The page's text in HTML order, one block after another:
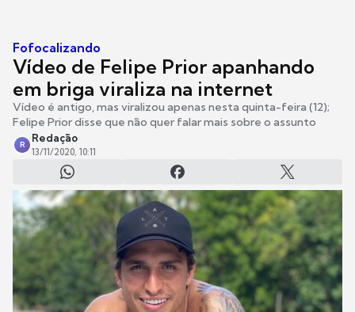
Fofocalizando
Vídeo de Felipe Prior apanhando
em briga viraliza na internet
Vídeo é antigo, mas viralizou apenas nesta quinta-feira (12);
Felipe Prior disse que não quer falar mais sobre o assunto
R
Redação
13/11/2020, 10:11